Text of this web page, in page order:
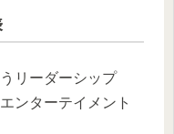
リーダーシップ
ンターテイメント